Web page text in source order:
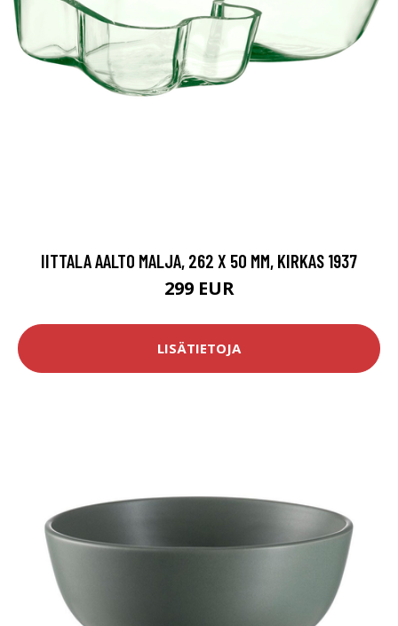
IITTALA AALTO MALJA, 262 X 50 MM, KIRKAS 1937
299 EUR
LISÄTIETOJA